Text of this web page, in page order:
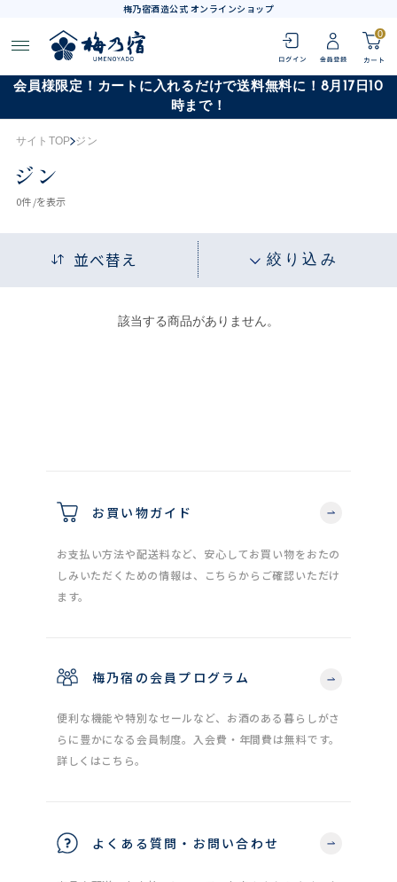
梅乃宿酒造公式 オンラインショップ
0
会員様限定！カートに入れるだけで送料無料に！8月17日10
時まで！
サイトTOP ジン
ジン
0件 /を表示
並べ替え 絞り込み
該当する商品がありません。
お買い物ガイド
お支払い方法や配送料など、安心してお買い物をおたの
しみいただくための情報は、こちらからご確認いただけ
ます。
梅乃宿の会員プログラム
便利な機能や特別なセールなど、お酒のある暮らしがさ
らに豊かになる会員制度。入会費・年間費は無料です。
詳しくはこちら。
よくある質問・お問い合わせ